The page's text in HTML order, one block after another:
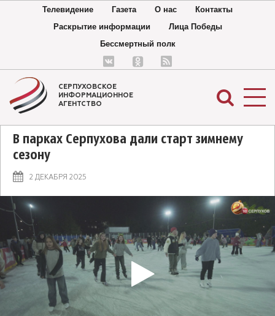
Телевидение Газета О нас
Контакты
Раскрытие информации
Лица Победы
Бессмертный полк
СЕРПУХОВСКОЕ
ИНФОРМАЦИОННОЕ
АГЕНТСТВО
В парках Серпухова дали старт зимнему
сезону
2 ДЕКАБРЯ 2025